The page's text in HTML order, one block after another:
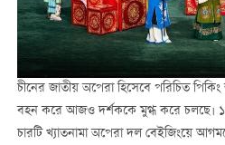
চীনের জাতীয় অপেরা হিসেবে পরিচিত
বহন করে আজও দর্শককে মুগ্ধ করে চলছে।
চারটি খ্যাতনামা অপেরা দল বেইজিংয়ে